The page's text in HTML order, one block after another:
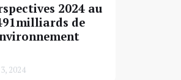
2024 au
de
2024